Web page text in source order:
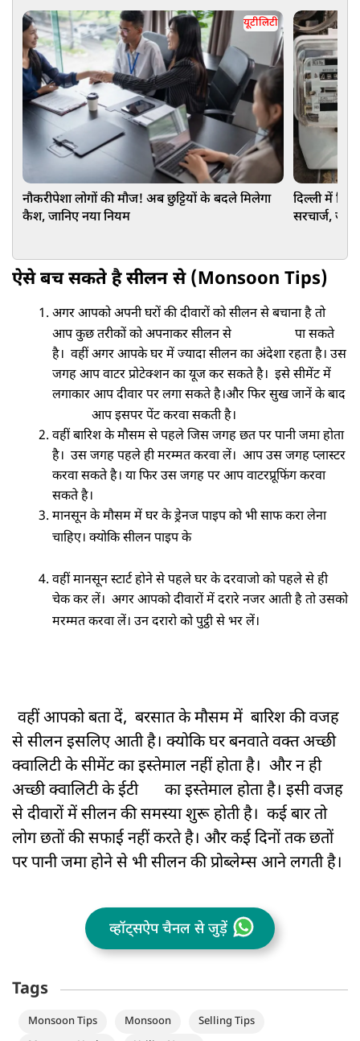
यूटीलिटी
नौकरीपेशा लोगों की मौज! अब छुट्टियों के बदले मिलेगा
कैश, जानिए नया नियम
दिल्ली में
सरचार्ज,
ऐसे बच सकते है सीलन से (Monsoon Tips)
अगर आपको अपनी घरों की दीवारों को सीलन से बचाना है तो
आप कुछ तरीकों को अपनाकर सीलन से
पा सकते
है। वहीं अगर आपके घर में ज्यादा सीलन का अंदेशा रहता है। उस
जगह आप वाटर प्रोटेक्शन का यूज कर सकते है। इसे सीमेंट में
लगाकार आप दीवार पर लगा सकते है।और फिर सुख जानें के बाद
आप इसपर पेंट करवा सकती है।
वहीं बारिश के मौसम से पहले जिस जगह छत पर पानी जमा होता
है। उस जगह पहले ही मरम्मत करवा लें। आप उस जगह प्लास्टर
करवा सकते है। या फिर उस जगह पर आप वाटरप्रूफिंग करवा
सकते है।
मानसून के मौसम में घर के ड्रेनज पाइप को भी साफ करा लेना
चाहिए। क्योकि सीलन पाइप के
वहीं मानसून स्टार्ट होने से पहले घर के दरवाजो को पहले से ही
चेक कर लें। अगर आपको दीवारों में दरारे नजर आती है तो उसको
मरम्मत करवा लें। उन दरारो को पुट्ठी से भर लें।
वहीं आपको बता दें, बरसात के मौसम में बारिश की वजह
से सीलन इसलिए आती है। क्योकि घर बनवाते वक्त अच्छी
क्वालिटी के सीमेंट का इस्तेमाल नहीं होता है। और न ही
अच्छी क्वालिटी के ईटी
का इस्तेमाल होता है। इसी वजह
से दीवारों में सीलन की समस्या शुरू होती है। कई बार तो
लोग छतों की सफाई नहीं करते है। और कई दिनों तक छतों
पर पानी जमा होने से भी सीलन की प्रोब्लेम्स आने लगती है।
व्हॉट्सऐप चैनल से जुड़ें
Tags
Monsoon Tips Monsoon
Selling Tips